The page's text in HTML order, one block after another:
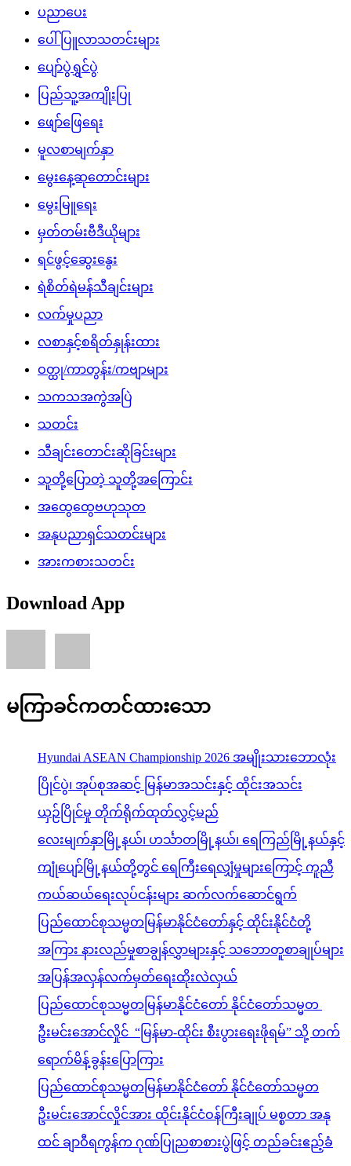
ပညာပေး
ပေါ်ပြူလာသတင်းများ
ပျော်ပွဲရွှင်ပွဲ
ပြည်သူ့အကျိုးပြု
ဖျော်ဖြေရေး
မူလစာမျက်နှာ
မွေးနေ့ဆုတောင်းများ
မွေးမြူရေး
မှတ်တမ်းဗီဒီယိုများ
ရင်ဖွင့်ဆွေးနွေး
ရဲစိတ်ရဲမန်သီချင်းများ
လက်မှုပညာ
လစာနှင့်စရိတ်နှုန်းထား
ဝတ္ထု/ကာတွန်း/ကဗျာများ
သကသအကွဲအပြဲ
သတင်း
သီချင်းတောင်းဆိုခြင်းများ
သူတို့ပြောတဲ့ သူတို့အကြောင်း
အထွေထွေဗဟုသုတ
အနုပညာရှင်သတင်းများ
အားကစားသတင်း
Download App
မကြာခင်ကတင်ထားသော
Hyundai ASEAN Championship 2026 အမျိုးသားဘောလုံး
ပြိုင်ပွဲ၊ အုပ်စုအဆင့် မြန်မာအသင်းနှင့် ထိုင်းအသင်း
ယှဉ်ပြိုင်မှု တိုက်ရိုက်ထုတ်လွှင့်မည်
လေးမျက်နှာမြို့နယ်၊ ဟင်္သာတမြို့နယ်၊ ရေကြည်မြို့နယ်နှင့်
ကျုံပျော်မြို့နယ်တို့တွင် ရေကြီးရေလျှံမှုများကြောင့် ကူညီ
ကယ်ဆယ်ရေးလုပ်ငန်းများ ဆက်လက်ဆောင်ရွက်
ပြည်ထောင်စုသမ္မတမြန်မာနိုင်ငံတော်နှင့် ထိုင်းနိုင်ငံတို့
အကြား နားလည်မှုစာချွန်လွှာများနှင့် သဘောတူစာချုပ်များ
အပြန်အလှန်လက်မှတ်ရေးထိုးလဲလှယ်
ပြည်ထောင်စုသမ္မတမြန်မာနိုင်ငံတော် နိုင်ငံတော်သမ္မတ
ဦးမင်းအောင်လှိုင် “မြန်မာ-ထိုင်း စီးပွားရေးဖိုရမ်” သို့ တက်
ရောက်မိန့်ခွန်းပြောကြား
ပြည်ထောင်စုသမ္မတမြန်မာနိုင်ငံတော် နိုင်ငံတော်သမ္မတ
ဦးမင်းအောင်လှိုင်အား ထိုင်းနိုင်ငံဝန်ကြီးချုပ် မစ္စတာ အနု
ထင် ချာဝီရကွန်က ဂုဏ်ပြုညစာစားပွဲဖြင့် တည်ခင်းဧည့်ခံ